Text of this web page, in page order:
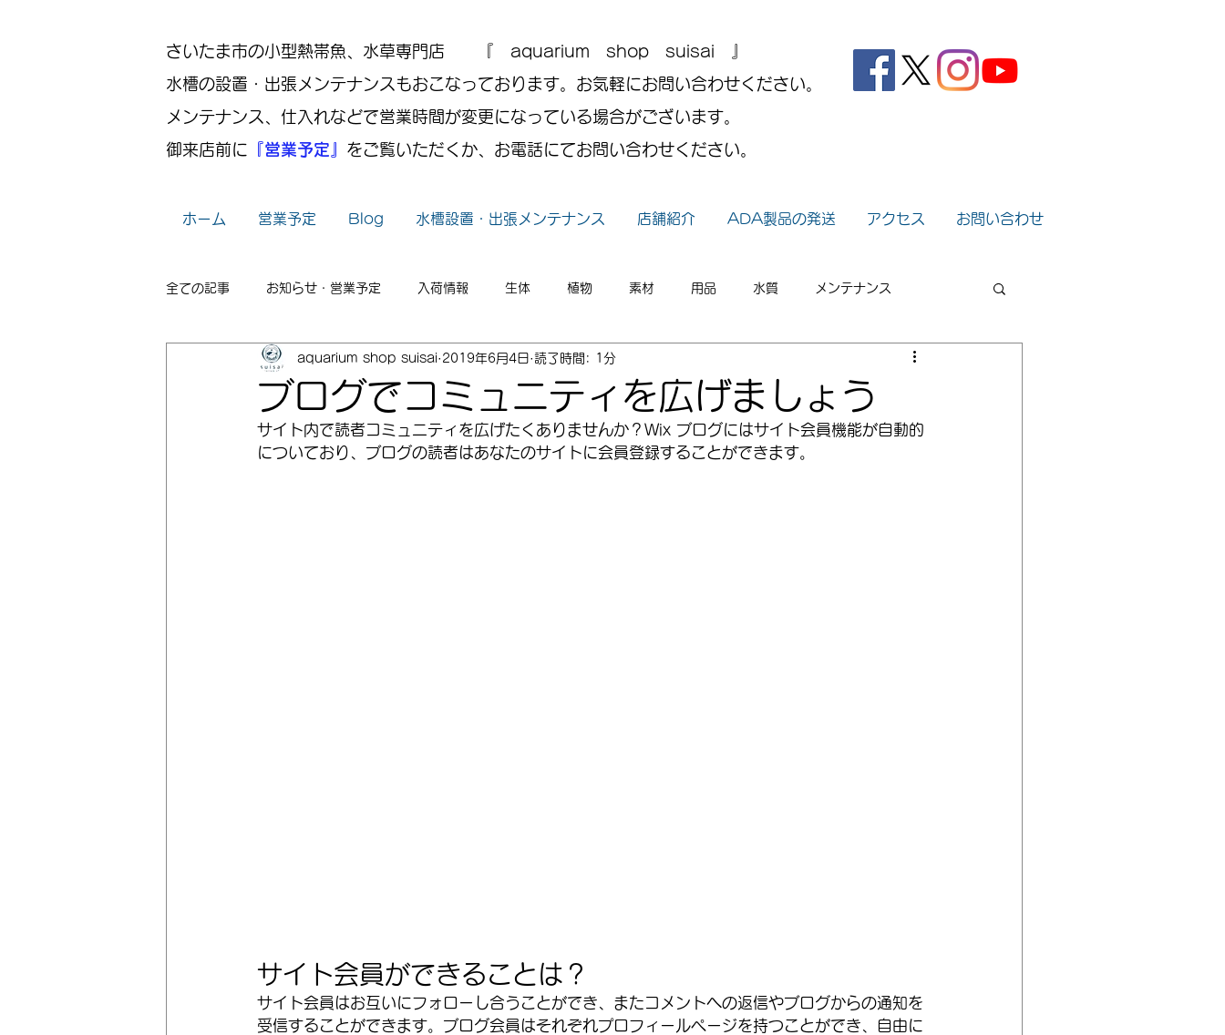
さいたま市の小型熱帯魚、水草専門店 『 aquarium shop suisai 』
水槽の設置・出張メンテナンスもおこなっております。お気軽にお問い合わせください。
メンテナンス、仕入れなどで営業時間が変更になっている場合がございます。
御来店前に 『営業予定』 をご覧いただくか、お電話にてお問い合わせください。
ホーム 営業予定 Blog 水槽設置・出張メンテナンス 店舗紹介 ADA製品の発送 アクセス お問い合わせ
全ての記事 お知らせ・営業予定 入荷情報 生体 植物 素材 用品 水質 メンテナンス
レイアウト 出張メンテナンス 小ネタ 2026年 2025年
ブログでコミュニティを広げましょう
aquarium shop suisai 2019年6月4日 読了時間: 1分
サイト内で読者コミュニティを広げたくありませんか？Wix ブログにはサイト会員機能が自動的
についており、ブログの読者はあなたのサイトに会員登録することができます。
サイト会員ができることは？
サイト会員はお互いにフォローし合うことができ、またコメントへの返信やブログからの通知を
受信することができます。ブログ会員はそれぞれプロフィールページを持つことができ、自由に